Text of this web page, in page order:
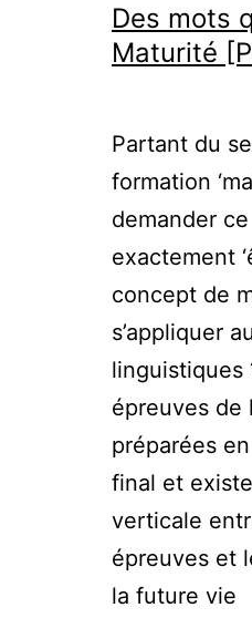
Des mots
Maturité
Partant du
formation
demander
exactement
concept de
s’appliquer
linguistiques
épreuves de
préparées
final et
verticale
épreuves et
la future vie